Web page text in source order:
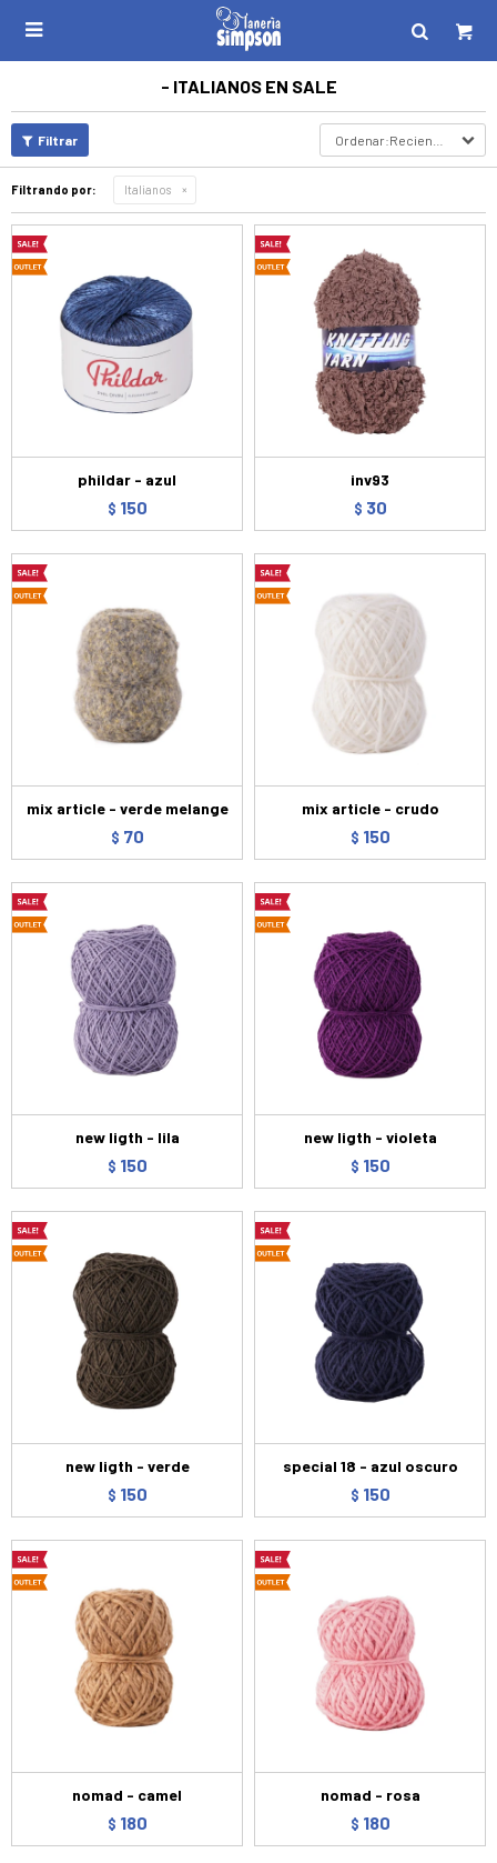

- ITALIANOS EN SALE
Recientes
Filtrando por: Italianos
phildar - azul
$ 150
inv93
$ 30
mix article - verde melange
$ 70
mix article - crudo
$ 150
new ligth - lila
$ 150
new ligth - violeta
$ 150
new ligth - verde
$ 150
special 18 - azul oscuro
$ 150
nomad - camel
$ 180
nomad - rosa
$ 180